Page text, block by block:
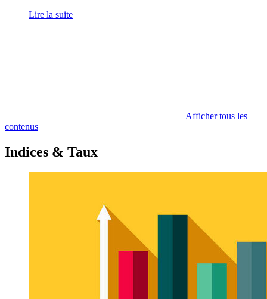
Lire la suite
Afficher tous les
contenus
Indices & Taux